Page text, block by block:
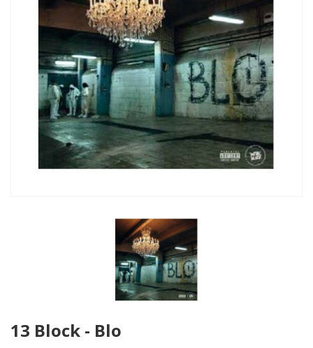
13 Block - Blo